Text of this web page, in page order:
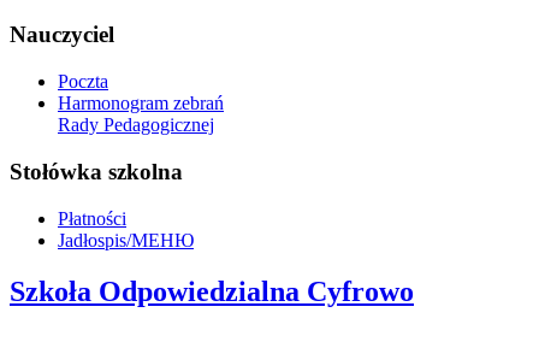
Nauczyciel
Poczta
Harmonogram zebrań
Rady Pedagogicznej
Stołówka szkolna
Płatności
Jadłospis/МЕНЮ
Szkoła Odpowiedzialna Cyfrowo